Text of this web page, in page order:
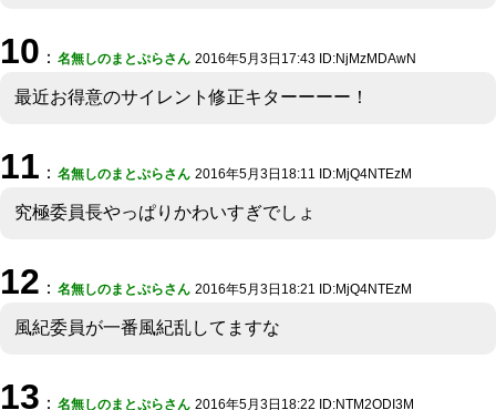
10 ： 名無しのまとぷらさん 2016年5月3日17:43 ID:NjMzMDAwN
最近お得意のサイレント修正キターーーー！
11 ： 名無しのまとぷらさん 2016年5月3日18:11 ID:MjQ4NTEzM
究極委員長やっぱりかわいすぎでしょ
12 ： 名無しのまとぷらさん 2016年5月3日18:21 ID:MjQ4NTEzM
風紀委員が一番風紀乱してますな
13 ： 名無しのまとぷらさん 2016年5月3日18:22 ID:NTM2ODI3M